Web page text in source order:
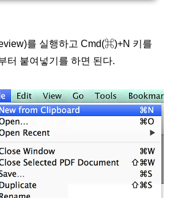
를 실행하고 Cmd(⌘)+N 키를
터 붙여넣기를 하면 된다.